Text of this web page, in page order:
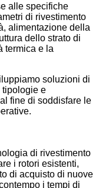
alle specifiche
di rivestimento
alimentazione della
dello strato di
termica e la
soluzioni di
tipologie e
fine di soddisfare le
di rivestimento
i rotori esistenti,
di acquisto di nuove
i tempi di